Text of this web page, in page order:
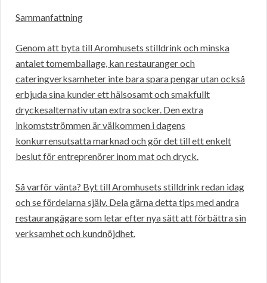
Sammanfattning
Genom att byta till Aromhusets stilldrink och minska
antalet tomemballage, kan restauranger och
cateringverksamheter inte bara spara pengar utan också
erbjuda sina kunder ett hälsosamt och smakfullt
dryckesalternativ utan extra socker. Den extra
inkomstströmmen är välkommen i dagens
konkurrensutsatta marknad och gör det till ett enkelt
beslut för entreprenörer inom mat och dryck.
Så varför vänta? Byt till Aromhusets stilldrink redan idag
och se fördelarna själv. Dela gärna detta tips med andra
restaurangägare som letar efter nya sätt att förbättra sin
verksamhet och kundnöjdhet.